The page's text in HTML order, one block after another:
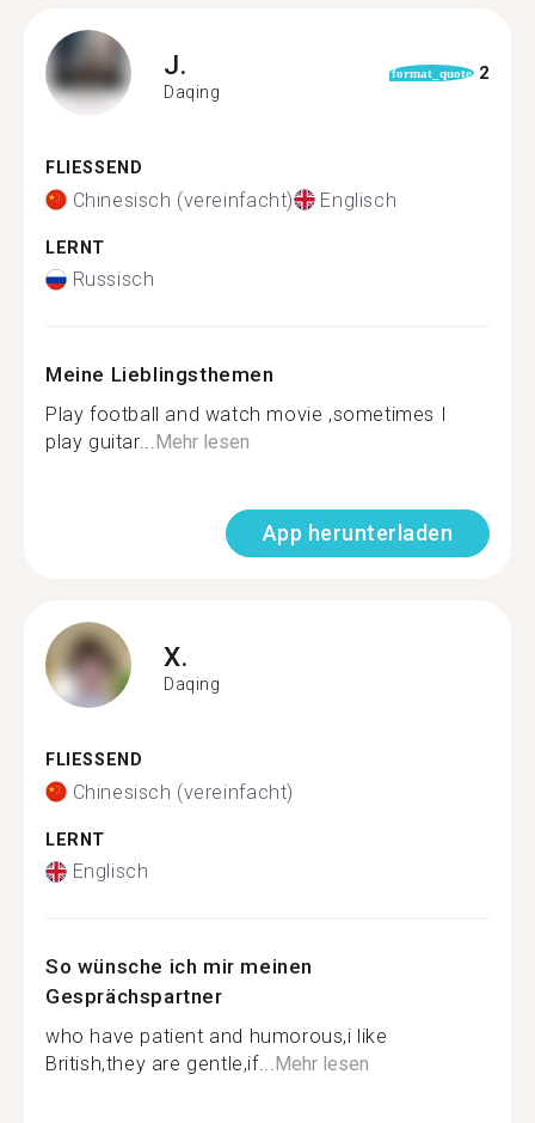
J.
Daqing
format_quote 2
FLIESSEND
Chinesisch (vereinfacht) Englisch
LERNT
Russisch
Meine Lieblingsthemen
Play football and watch movie ,sometimes I
play guitar...Mehr lesen
App herunterladen
X.
Daqing
FLIESSEND
Chinesisch (vereinfacht)
LERNT
Englisch
So wünsche ich mir meinen
Gesprächspartner
who have patient and humorous,i like
British,they are gentle,if...Mehr lesen